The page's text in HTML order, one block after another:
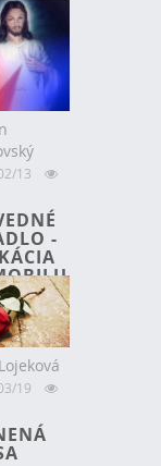
13
-
19